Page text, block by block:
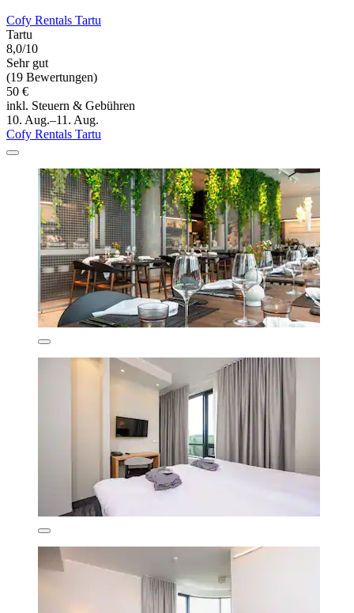
Cofy Rentals Tartu
Tartu
8,0/10
Sehr gut
(19 Bewertungen)
50 €
inkl. Steuern & Gebühren
10. Aug.–11. Aug.
Cofy Rentals Tartu